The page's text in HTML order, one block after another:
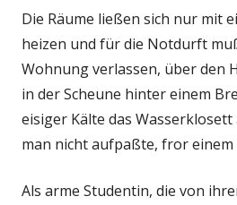
Die Räume ließen sich nur mit
heizen und für die Notdurft
Wohnung verlassen, über den
in der Scheune hinter einem
eisiger Kälte das
man nicht aufpaßte, fror
Als arme Studentin, die von